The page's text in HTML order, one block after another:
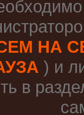
НА
) и
в